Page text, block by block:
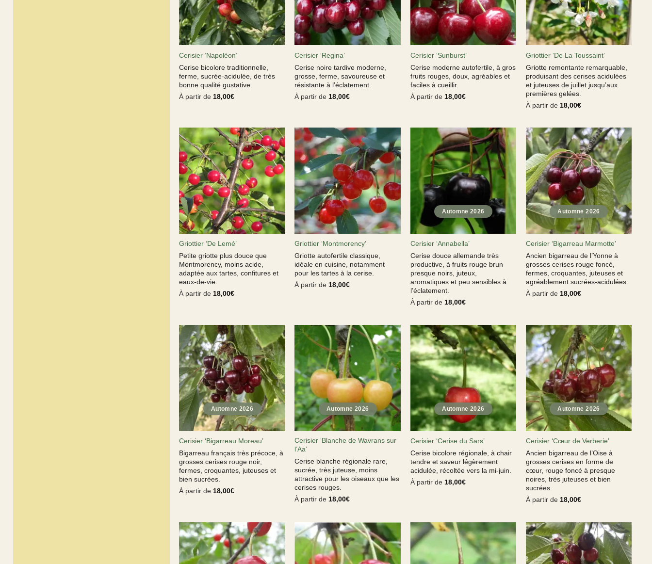
Cerisier ‘Napoléon’
Cerise bicolore traditionnelle,
ferme, sucrée-acidulée, de très
bonne qualité gustative.
À partir de 18,00€
Cerisier ‘Regina’
Cerise noire tardive moderne,
grosse, ferme, savoureuse et
résistante à l’éclatement.
À partir de 18,00€
Cerisier ‘Sunburst’
Cerise moderne autofertile, à gros
fruits rouges, doux, agréables et
faciles à cueillir.
À partir de 18,00€
Griottier ‘De La Toussaint’
Griotte remontante remarquable,
produisant des cerises acidulées
et juteuses de juillet jusqu’aux
premières gelées.
À partir de 18,00€
Griottier ‘De Lemé’
Petite griotte plus douce que
Montmorency, moins acide,
adaptée aux tartes, confitures et
eaux-de-vie.
À partir de18,00€
Griottier ‘Montmorency’
Griotte autofertile classique,
idéale en cuisine, notamment
pour les tartes à la cerise.
À partir de18,00€
Cerisier ‘Annabella’
Cerise douce allemande très
productive, à fruits rouge brun
presque noirs, juteux,
aromatiques et peu sensibles à
l’éclatement.
À partir de 18,00€
Cerisier ‘Bigarreau Marmotte’
Ancien bigarreau de l’Yonne à
grosses cerises rouge foncé,
fermes, croquantes, juteuses et
agréablement sucrées-acidulées.
À partir de 18,00€
Cerisier ‘Bigarreau Moreau’
Bigarreau français très précoce, à
grosses cerises rouge noir,
fermes, croquantes, juteuses et
bien sucrées.
À partir de 18,00€
Cerisier ‘Blanche de Wavrans sur
l’Aa’
Cerise blanche régionale rare,
sucrée, très juteuse, moins
attractive pour les oiseaux que les
cerises rouges.
À partir de18,00€
Cerisier ‘Cerise du Sars’
Cerise bicolore régionale, à chair
tendre et saveur légèrement
acidulée, récoltée vers la mi-juin.
À partir de 18,00€
Cerisier ‘Cœur de Verberie’
Ancien bigarreau de l’Oise à
grosses cerises en forme de
cœur, rouge foncé à presque
noires, très juteuses et bien
sucrées.
À partir de 18,00€